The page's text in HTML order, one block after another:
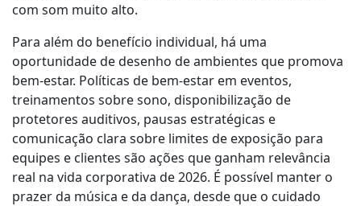
com som muito alto.
Para além do benefício individual, há uma
oportunidade de desenho de ambientes que promova
bem-estar. Políticas de bem-estar em eventos,
treinamentos sobre sono, disponibilização de
protetores auditivos, pausas estratégicas e
comunicação clara sobre limites de exposição para
equipes e clientes são ações que ganham relevância
real na vida corporativa de 2026. É possível manter o
prazer da música e da dança, desde que o cuidado